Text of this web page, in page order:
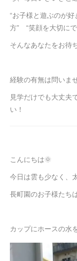
“お子様と遊ぶのが
方” “笑顔を大切にで
そんなあなたをお待
経験の有無は問いま
見学だけでも大丈夫
い！
こんにちは🌞
今日は雲も少なく、
長町園のお子様たち
カップにホースの水